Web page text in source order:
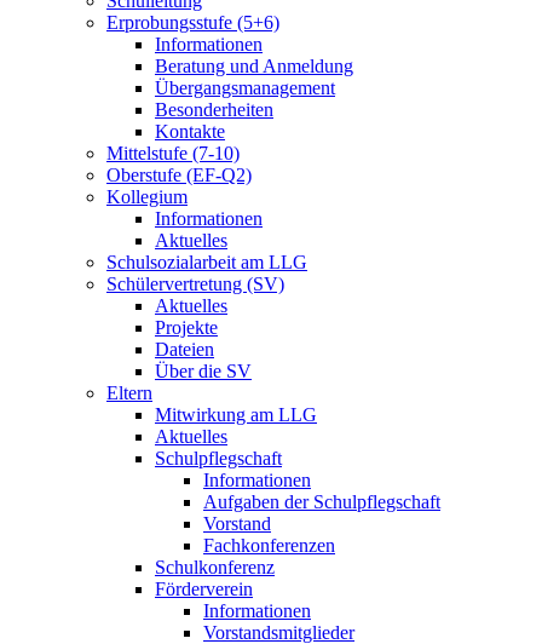
Erprobungsstufe (5+6)
Informationen
Beratung und Anmeldung
Übergangsmanagement
Besonderheiten
Kontakte
Mittelstufe (7-10)
Oberstufe (EF-Q2)
Kollegium
Informationen
Aktuelles
Schulsozialarbeit am LLG
Schülervertretung (SV)
Aktuelles
Projekte
Dateien
Über die SV
Eltern
Mitwirkung am LLG
Aktuelles
Schulpflegschaft
Informationen
Aufgaben der Schulpflegschaft
Vorstand
Fachkonferenzen
Schulkonferenz
Förderverein
Informationen
Vorstandsmitglieder